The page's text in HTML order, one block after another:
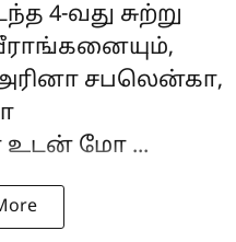
4-வது சுற்று
சபலென்கா,
மோ ...